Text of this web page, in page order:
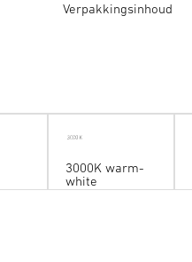
Verpakkingsinhoud
3000K warm-
white